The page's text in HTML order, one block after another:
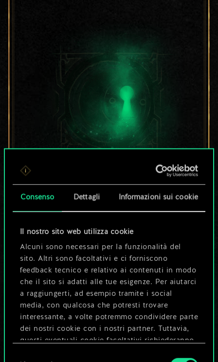
Consenso Dettagli Informazioni sui cookie
Il nostro sito web utilizza cookie
Alcuni sono necessari per la funzionalità del
sito. Altri sono facoltativi e ci forniscono
feedback tecnico e relativo ai contenuti in modo
che il sito si adatti alle tue esigenze. Per aiutarci
a raggiungerti, ad esempio tramite i social
media, con qualcosa che potresti trovare
interessante, a volte potremmo condividere parte
dei nostri cookie con i nostri partner. Tuttavia,
questi eventuali cookie facoltativi richiederanno
Per ora, è solo un
set di carte
Ma può diventare
molto altro!
guida
Modifica mazzo